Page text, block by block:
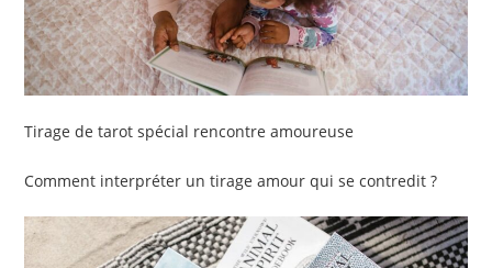
Tirage de tarot spécial rencontre amoureuse
Comment interpréter un tirage amour qui se contredit ?